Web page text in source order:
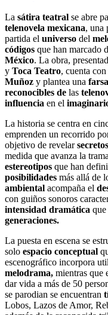
La sátira teatral se abre
telenovela mexicana, una
partida el universo del
códigos que han marcado
México. La obra,
y Toca Teatro, cuenta
Muñoz y plantea una
reconocibles de las
influencia en el
La historia se centra en
emprenden un recorrido
objetivo de revelarsecretos
medida que avanza la
estereotipos que han
posibilidades más allá de
ambiental acompaña el
con guiños sonoros
intensidad dramática
generaciones.
La puesta en escena se
solo espacio conceptual
escenográfico incorpora
melodrama, mientras que
dar vida a más de 50
se parodian se encuentran
Lobos, Lazos de Amor,